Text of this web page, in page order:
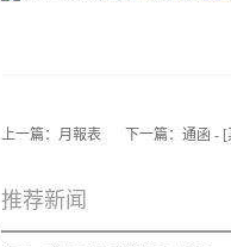
上一篇： 月報表 下一篇： 通函 - [
推荐新闻